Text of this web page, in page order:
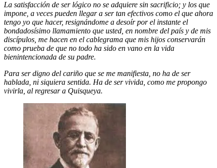
La satisfacción de ser lógico no se adquiere sin sacrificio; y los que
impone, a veces pueden llegar a ser tan efectivos como el que ahora
tengo yo que hacer, resignándome a desoír por el instante el
bondadosísimo llamamiento que usted, en nombre del país y de mis
discípulos, me hacen en el cablegrama que mis hijos conservarán
como prueba de que no todo ha sido en vano en la vida
bienintencionada de su padre.
Para ser digno del cariño que se me manifiesta, no ha de ser
hablada, ni siquiera sentida. Ha de ser vivida, como me propongo
vivirla, al regresar a Quisqueya.